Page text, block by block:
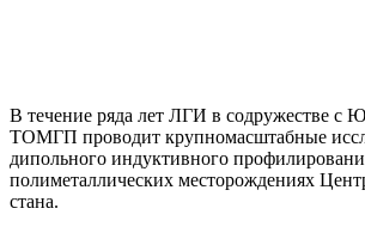
В течение ряда лет ЛГИ в содружестве с
ТОМГП про­водит крупномасштабные
дипольного индуктивного
полиметаллических месторождениях
стана.